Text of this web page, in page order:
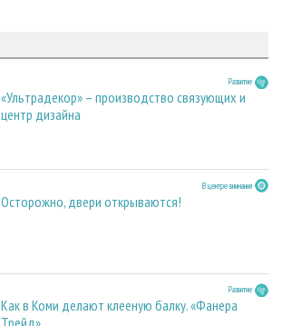
Развитие
«Ультрадекор» – производство связующих и
центр дизайна
В центре внимания
Осторожно, двери открываются!
Развитие
Как в Коми делают клееную балку. «Фанера